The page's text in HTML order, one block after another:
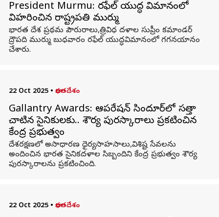
President Murmu: రఫేల్‌ యుద్ధ విమానంలో
విహరించిన రాష్ట్రపతి ముర్ము
భారత దేశ ప్రథమ పౌరురాలు,త్రివిధ దళాల సుప్రీం కమాండర్‌
ద్రౌపది ముర్ము బుధవారం రఫేల్‌ యుద్ధవిమానంలో గగనయానం
చేశారు.
22 Oct 2025 • భారతదేశం
Gallantry Awards: ఆపరేషన్ సిందూర్‌లో సత్తా
చాటిన సైనికులకు.. శౌర్య పురస్కారాలు ప్రకటించిన
కేంద్ర ప్రభుత్వం
దేశరక్షణలో అసాధారణ ధైర్యసాహసాలు,విశిష్ట సేవలను
అందించిన భారత సైనికదళాల సిబ్బందిని కేంద్ర ప్రభుత్వం శౌర్య
పురస్కారాలను ప్రకటించింది.
22 Oct 2025 • భారతదేశం